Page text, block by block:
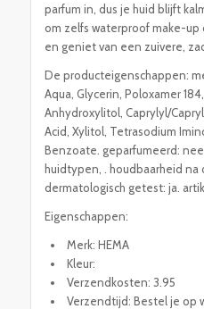
parfum in, dus je huid blijft
om zelfs waterproof make-
en geniet van een zuivere,
De producteigenschappen:
Aqua, Glycerin, Poloxamer
Anhydroxylitol, Caprylyl/
Acid, Xylitol, Tetrasodium
Benzoate. geparfumeerd:
huidtypen, . houdbaarheid na
dermatologisch getest: ja.
Eigenschappen:
Merk: HEMA
Kleur:
Verzendkosten: 3.95
Verzendtijd: Bestel je op